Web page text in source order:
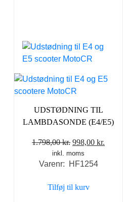
UDSTØDNING TIL
LAMBDASONDE (E4/E5)
1.798,00kr. Den
oprindelige
pris
1.798,00 kr..
998,00 kr.
inkl. moms
Varenr: HF1254
Tilføj til kurv